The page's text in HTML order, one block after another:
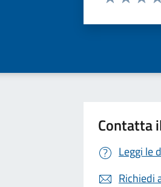
Contatta
Leggi le
Richiedi